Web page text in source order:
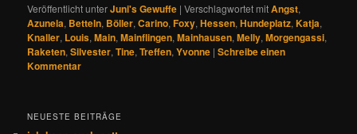
Veröffentlicht unterJuni's Gewuffe |Verschlagwortet mitAngst,
Azunela, Betteln, Böller,Carino,Foxy,Hessen,Hundeplatz,Katja,
Knaller, Louis,Main,Mainflingen,Mainhausen,Melly,Morgengassi,
Raketen,Silvester,Tine,Treffen,Yvonne |Schreibe einen
Kommentar
NEUESTE BEITRÄGE